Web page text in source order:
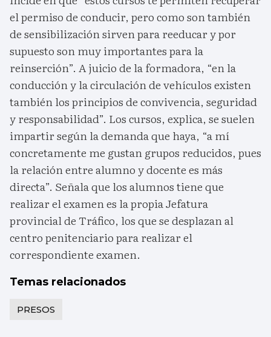
el permiso de conducir, pero como son también
de sensibilización sirven para reeducar y por
supuesto son muy importantes para la
reinserción”. A juicio de la formadora, “en la
conducción y la circulación de vehículos existen
también los principios de convivencia, seguridad
y responsabilidad”. Los cursos, explica, se suelen
impartir según la demanda que haya, “a mí
concretamente me gustan grupos reducidos, pues
la relación entre alumno y docente es más
directa”. Señala que los alumnos tiene que
realizar el examen es la propia Jefatura
provincial de Tráfico, los que se desplazan al
centro penitenciario para realizar el
correspondiente examen.
Temas relacionados
PRESOS